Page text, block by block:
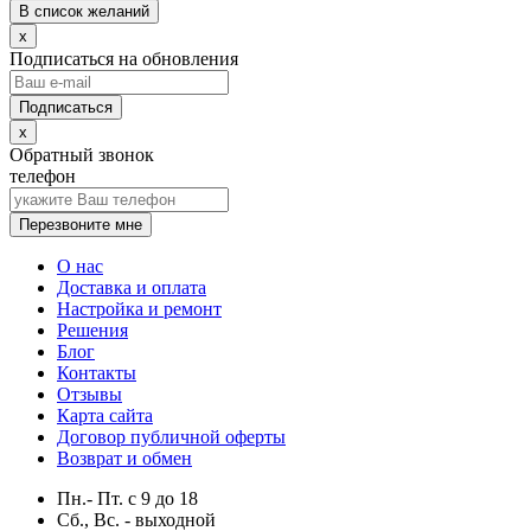
В список желаний
x
Подписаться на обновления
x
Обратный звонок
телефон
Перезвоните мне
О нас
Доставка и оплата
Настройка и ремонт
Решения
Блог
Контакты
Отзывы
Карта сайта
Договор публичной оферты
Возврат и обмен
Пн.- Пт. с 9 до 18
Сб., Вс. - выходной